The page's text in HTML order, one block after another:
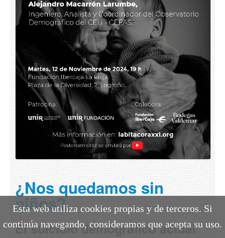
¿Nos quedamos sin
niños?
El suicidio demográfico actual
Esta web utiliza cookies propias y de terceros. Si
continúa navegando, consideramos que acepta su uso.